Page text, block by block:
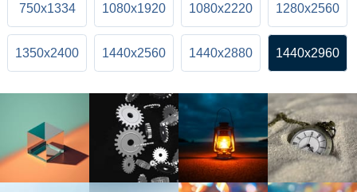
750x1334 1080x1920 1080x2220 1280x2560
1350x2400 1440x2560 1440x2880 1440x2960